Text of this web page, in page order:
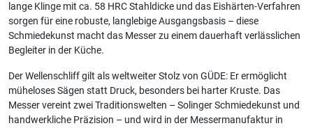
lange Klinge mit ca. 58 HRC Stahldicke und das Eishärten-Verfahren
sorgen für eine robuste, langlebige Ausgangsbasis – diese
Schmiedekunst macht das Messer zu einem dauerhaft verlässlichen
Begleiter in der Küche.
Der Wellenschliff gilt als weltweiter Stolz von GÜDE: Er ermöglicht
müheloses Sägen statt Druck, besonders bei harter Kruste. Das
Messer vereint zwei Traditionswelten – Solinger Schmiedekunst und
handwerkliche Präzision – und wird in der Messermanufaktur in